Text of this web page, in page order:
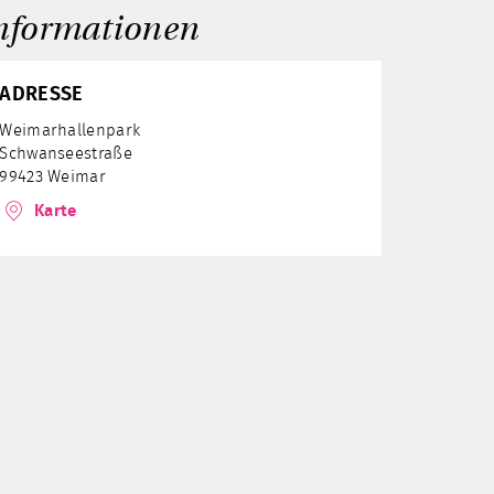
ADRESSE
Weimarhallenpark
Schwanseestraße
99423 Weimar
Karte